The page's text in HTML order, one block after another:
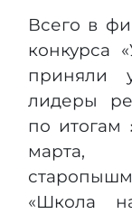
Всего в
конкурса
приняли
лидеры
по итогам
марта,
«Школа